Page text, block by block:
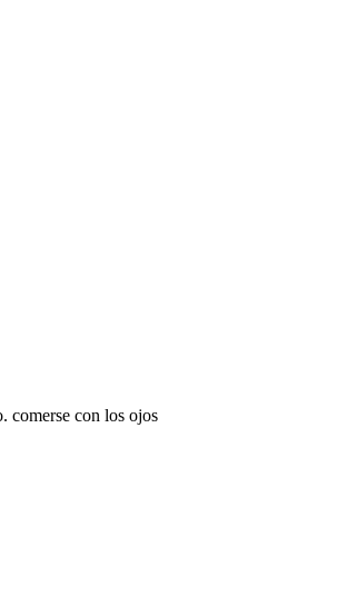
comerse con los ojos